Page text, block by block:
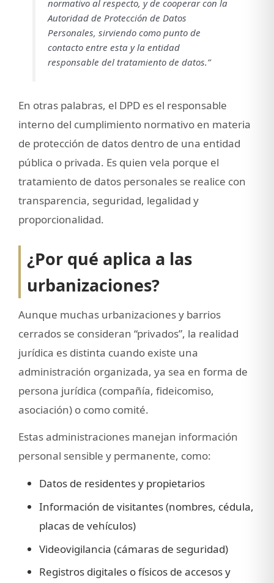
normativo al respecto, y de cooperar con la
Autoridad de Protección de Datos
Personales, sirviendo como punto de
contacto entre esta y la entidad
responsable del tratamiento de datos.”
En otras palabras, el DPD es el responsable
interno del cumplimiento normativo en materia
de protección de datos dentro de una entidad
pública o privada. Es quien vela porque el
tratamiento de datos personales se realice con
transparencia, seguridad, legalidad y
proporcionalidad.
¿Por qué aplica a las
urbanizaciones?
Aunque muchas urbanizaciones y barrios
cerrados se consideran “privados”, la realidad
jurídica es distinta cuando existe una
administración organizada, ya sea en forma de
persona jurídica (compañía, fideicomiso,
asociación) o como comité.
Estas administraciones manejan información
personal sensible y permanente, como:
Datos de residentes y propietarios
Información de visitantes (nombres, cédula,
placas de vehículos)
Videovigilancia (cámaras de seguridad)
Registros digitales o físicos de accesos y